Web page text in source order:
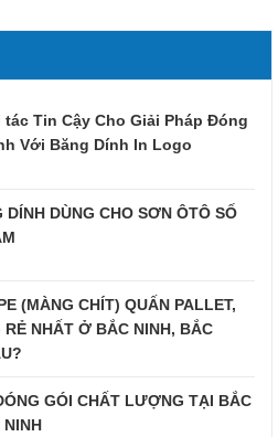
Tin Cậy Cho Giải Pháp Đóng
Với Băng Dính In Logo
DÍNH DÙNG CHO SƠN ÔTÔ SỐ
(MÀNG CHÍT) QUẤN PALLET,
RẺ NHẤT Ở BẮC NINH, BẮC
GÓI CHẤT LƯỢNG TẠI BẮC
NINH